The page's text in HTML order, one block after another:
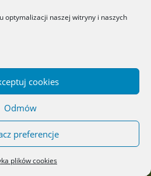
optymalizacji naszej witryny i naszych
cookies
Odmów
preferencje
plików cookies